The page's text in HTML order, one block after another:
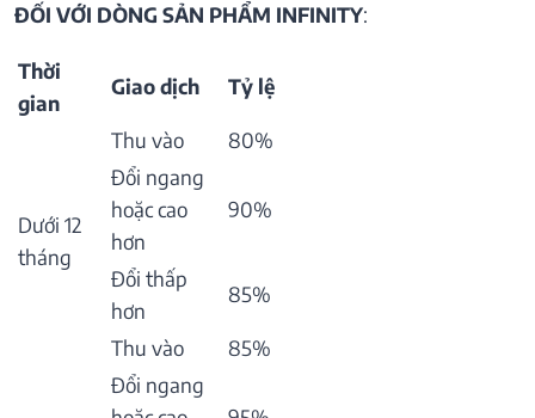
ĐỐI VỚI DÒNG SẢN PHẨM INFINITY:
Thời
gian
Giao dịch Tỷ lệ
Dưới 12
tháng
Thu vào
80%
Đổi ngang
hoặc cao
hơn
90%
Đổi thấp
hơn
85%
Thu vào
85%
Đổi ngang